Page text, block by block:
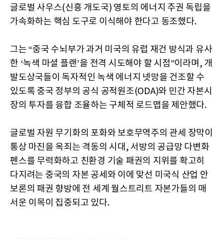
글로벌 사우스(신흥 개도국) 영토의 에너지 주권 독립을
가속화하는 핵심 도구로 이식해야 한다고 동조했다.
그는 “중국 수뇌부가 과거 미국의 유럽 재건 방식과 유사
한 ‘녹색 마셜 플랜’을 전격 시도해야 할 시점”이라며, 개
발도상국들이 독자적인 녹색 에너지 넷망을 건조할 수
있도록 중국 정부의 공식 공적원조(ODA)와 민간 자본시
장의 투자를 융합 조율하는 구체적 로드맵을 제안했다.
글로벌 자원 무기화의 포화와 보호무역주의 관세 장막이
통상 마진을 옥죄는 격동의 시대, 서방의 공급망 다변화
펜스를 무력화하고 친환경 기술 패권의 지위를 확고히
다지려는 중국의 자본 공세와 이에 맞선 미국식 산업 안
보론의 패권 향방에 전 세계 월스트리트 자본가들의 매
서운 이목이 집중되고 있다.